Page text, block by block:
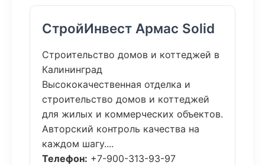
СтройИнвест Армас Solid
Строительство домов и коттеджей в
Калининград
Высококачественная отделка и
строительство домов и коттеджей
для жилых и коммерческих объектов.
Авторский контроль качества на
каждом шагу....
Телефон: +7-900-313-93-97